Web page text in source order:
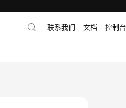
联系我们 文档 控制台